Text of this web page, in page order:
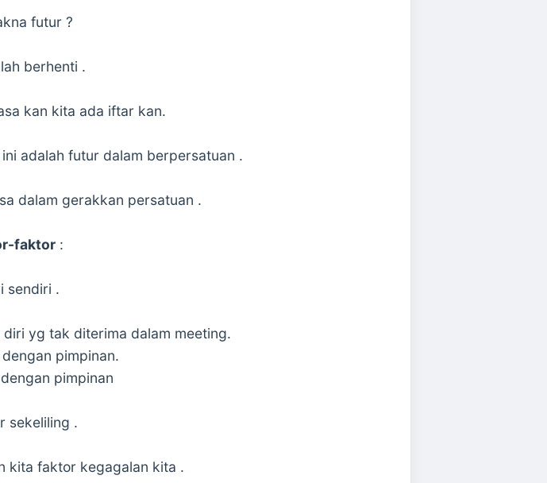
futur ?
berhenti .
kan kita ada iftar kan.
adalah futur dalam berpersatuan .
dalam gerakkan persatuan .
faktor:
sendiri .
yg tak diterima dalam meeting.
pimpinan.
pimpinan
sekeliling .
kita faktor kegagalan kita .